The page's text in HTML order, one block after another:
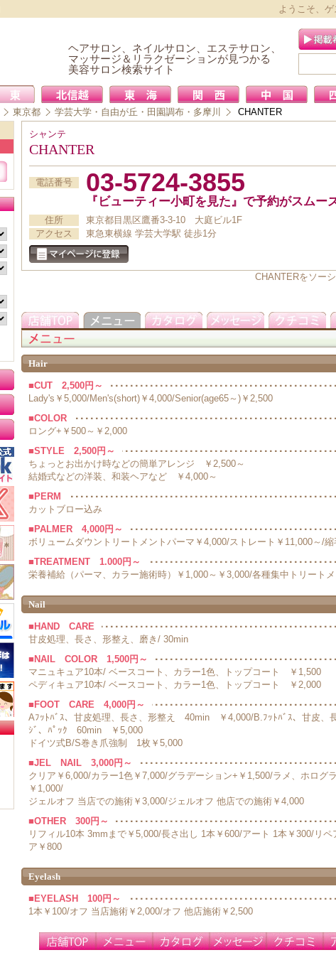
ようこそ、
ヘアサロン、ネイルサロン、エステサロン、
マッサージ＆リラクゼーションが見つかる
美容サロン検索サイト
東京都 学芸大学・自由が丘・田園調布・多摩川 CHANTER
シャンテ
CHANTER
電話番号 03-5724-3855
『ビューティー小町を見た』で予約がスムー
住所
東京都目黒区鷹番3-3-10 大庭ビル1F
アクセス
東急東横線 学芸大学駅 徒歩1分
CHANTERをソー
Hair
■CUT 2,500円～
Lady's￥5,000/Men's(short)￥4,000/Senior(age65～)￥2,500
■COLOR
ロング+￥500～￥2,000
■STYLE 2,500円～
ちょっとお出かけ時などの簡単アレンジ ￥2,500～
結婚式などの洋装、和装ヘアなど ￥4,000～
■PERM
カットブロー込み
■PALMER 4,000円～
ボリュームダウントリートメントパーマ￥4,000/ストレート￥11,000～/
■TREATMENT 1.000円～
栄養補給（パーマ、カラー施術時）￥1,000～￥3,000/各種集中トリート
Nail
■HAND CARE
甘皮処理、長さ、形整え、磨き/ 30min
■NAIL COLOR 1,500円～
マニュキュア10本/ ベースコート、カラー1色、トップコート ￥1,500
ペディキュア10本/ ベースコート、カラー1色、トップコート ￥2,000
■FOOT CARE 4,000円～
Aﾌｯﾄﾊﾞｽ、甘皮処理、長さ、形整え 40min ￥4,000/B.ﾌｯﾄﾊﾞｽ、甘皮、
ｼﾞ、ﾊﾟｯｸ 60min ￥5,000
ドイツ式B/S巻き爪強制 1枚￥5,000
■JEL NAIL 3,000円～
クリア￥6,000/カラー1色￥7,000/グラデーション+￥1,500/ラメ、ホログ
￥1,000/
ジェルオフ 当店での施術￥3,000/ジェルオフ 他店での施術￥4,000
■OTHER 300円～
リフィル10本 3mmまで￥5,000/長さ出し 1本￥600/アート 1本￥300/リ
ア￥800
Eyelash
■EYELASH 100円～
1本￥100/オフ 当店施術￥2,000/オフ 他店施術￥2,500